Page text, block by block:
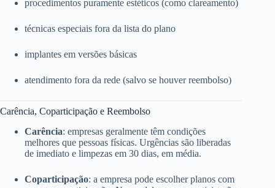
procedimentos puramente estéticos (como clareamento)
técnicas especiais fora da lista do plano
implantes em versões básicas
atendimento fora da rede (salvo se houver reembolso)
Carência, Coparticipação e Reembolso
Carência: empresas geralmente têm condições
melhores que pessoas físicas. Urgências são liberadas
de imediato e limpezas em 30 dias, em média.
Coparticipação: a empresa pode escolher planos com